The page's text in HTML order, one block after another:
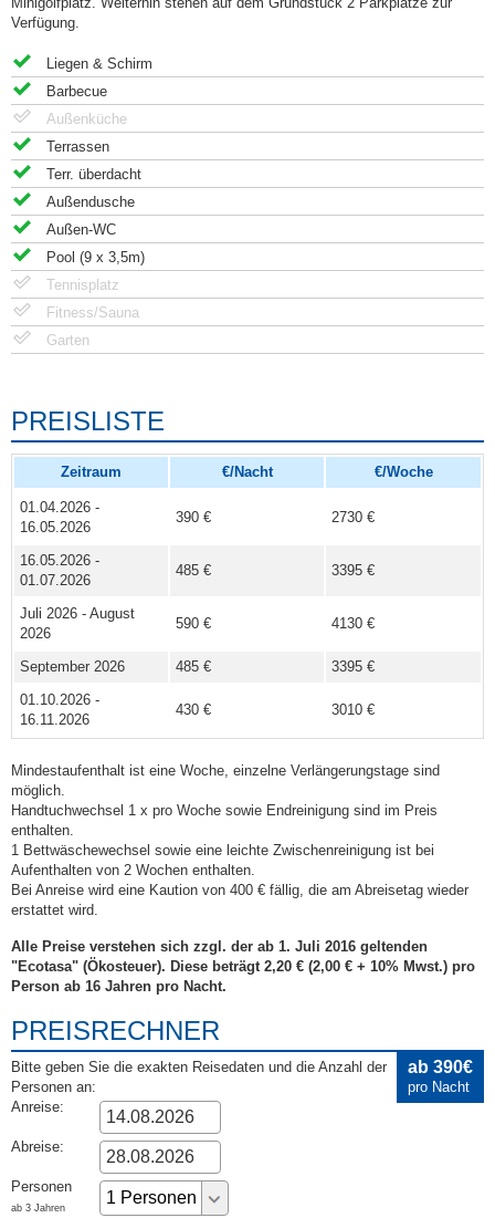
Verfügung.
Liegen & Schirm
Barbecue
Außenküche
Terrassen
Terr. überdacht
Außendusche
Außen-WC
Pool (9 x 3,5m)
Tennisplatz
Fitness/Sauna
Garten
PREISLISTE
Zeitraum €/Nacht €/Woche
01.04.2026 -
16.05.2026
390 € 2730 €
16.05.2026 -
01.07.2026
485 € 3395 €
Juli 2026 - August
2026
590 € 4130 €
September 2026 485 €
3395 €
01.10.2026 -
16.11.2026
430 € 3010 €
Mindestaufenthalt ist eine Woche, einzelne Verlängerungstage sind
möglich.
Handtuchwechsel 1 x pro Woche sowie Endreinigung sind im Preis
enthalten.
1 Bettwäschewechsel sowie eine leichte Zwischenreinigung ist bei
Aufenthalten von 2 Wochen enthalten.
Bei Anreise wird eine Kaution von 400 € fällig, die am Abreisetag wieder
erstattet wird.
Alle Preise verstehen sich zzgl. der ab 1. Juli 2016 geltenden
"Ecotasa" (Ökosteuer). Diese beträgt 2,20 € (2,00 € + 10% Mwst.) pro
Person ab 16 Jahren pro Nacht.
ab 390€
pro Nacht
PREISRECHNER
Bitte geben Sie die exakten Reisedaten und die Anzahl der
Personen an:
Anreise:
Abreise:
Personen
ab 3 Jahren